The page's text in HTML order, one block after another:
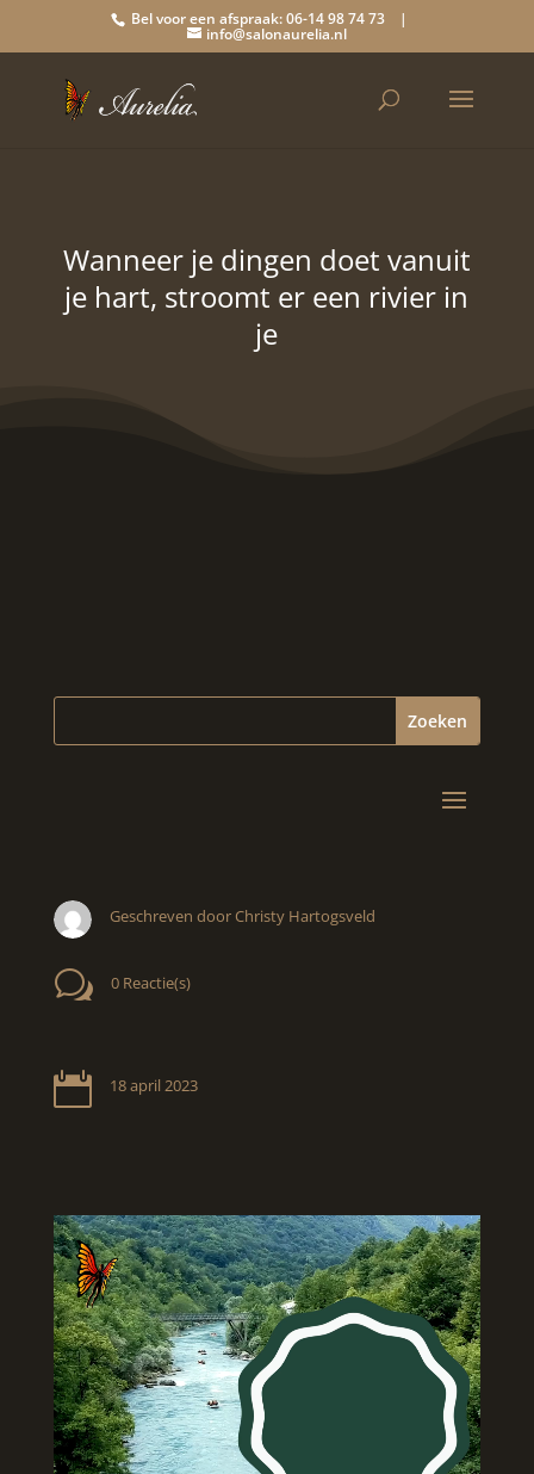
Bel voor een afspraak: 06-14 98 74 73 |
info@salonaurelia.nl
Wanneer je dingen doet vanuit
je hart, stroomt er een rivier in
je
Geschreven door Christy Hartogsveld
w 0 Reactie(s)
 18 april 2023